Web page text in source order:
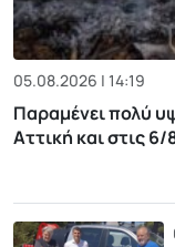
05.08.2026 | 14:19
Παραμένει πολύ
Αττική και στις 6/